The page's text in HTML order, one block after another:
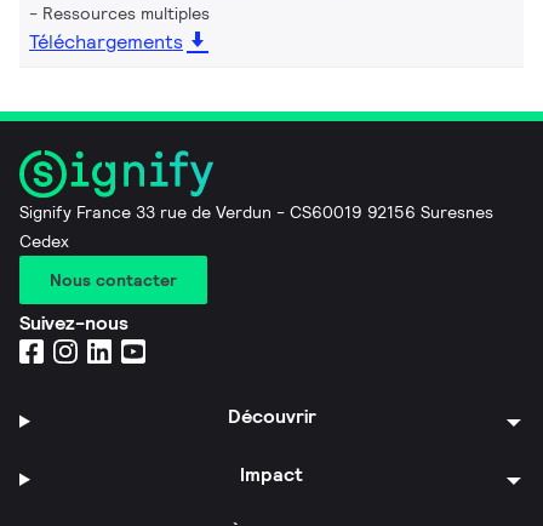
Ressources multiples
Téléchargements
Signify France 33 rue de Verdun - CS60019 92156 Suresnes
Cedex
Nous contacter
Suivez-nous
Découvrir
Impact